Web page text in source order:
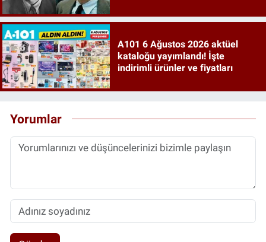
A101 6 Ağustos 2026 aktüel
kataloğu yayımlandı! İşte
indirimli ürünler ve fiyatları
Yorumlar